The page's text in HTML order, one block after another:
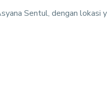
Sentul, dengan lokasi